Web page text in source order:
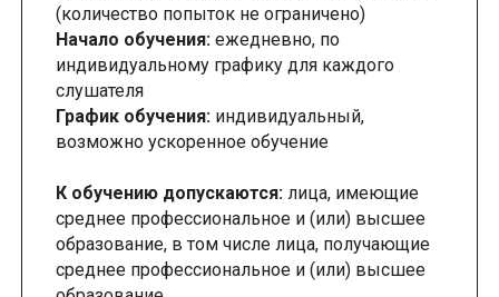
(количество попыток не ограничено)
Начало обучения: ежедневно, по
индивидуальному графику для каждого
слушателя
График обучения: индивидуальный,
возможно ускоренное обучение
К обучению допускаются: лица, имеющие
среднее профессиональное и (или) высшее
образование, в том числе лица, получающие
среднее профессиональное и (или) высшее